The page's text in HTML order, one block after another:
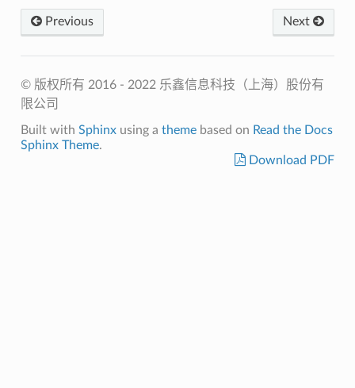
Next
Previous
© 版权所有 2016 - 2022 乐鑫信息科技（上海）股份有
限公司
Built with Sphinxusing a themebased on Read the Docs
Sphinx Theme.
Download PDF